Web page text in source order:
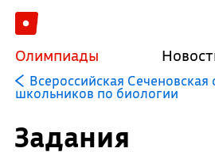
Олимпиады
Всероссийская
школьников по биологии
Задания